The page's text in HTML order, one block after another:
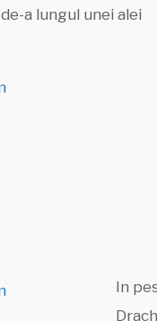
a lungul unei alei
In
Drach